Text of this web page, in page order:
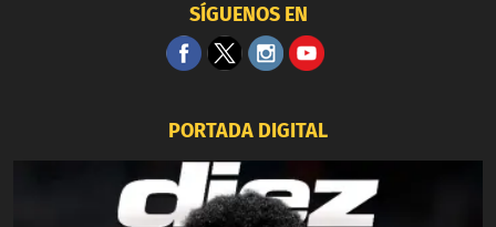
SÍGUENOS EN
PORTADA DIGITAL